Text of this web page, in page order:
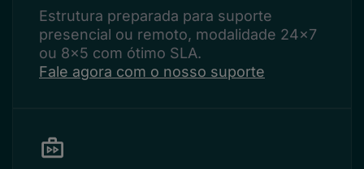
Estrutura preparada para suporte
presencial ou remoto, modalidade 24x7
ou 8x5 com ótimo SLA.
Fale agora com o nosso suporte